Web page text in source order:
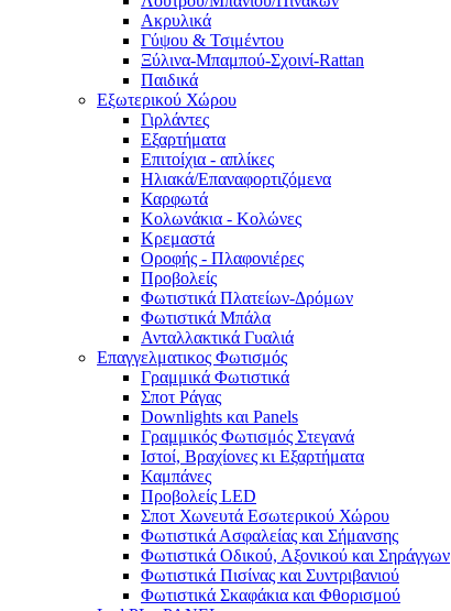
Ακρυλικά
Γύψου & Τσιμέντου
Ξύλινα-Μπαμπού-Σχοινί-Rattan
Παιδικά
Εξωτερικού Χώρου
Γιρλάντες
Εξαρτήματα
Επιτοίχια - απλίκες
Ηλιακά/Επαναφορτιζόμενα
Καρφωτά
Κολωνάκια - Κολώνες
Κρεμαστά
Οροφής - Πλαφονιέρες
Προβολείς
Φωτιστικά Πλατείων-Δρόμων
Φωτιστικά Μπάλα
Ανταλλακτικά Γυαλιά
Επαγγελματικος Φωτισμός
Γραμμικά Φωτιστικά
Σποτ Ράγας
Downlights και Panels
Γραμμικός Φωτισμός Στεγανά
Ιστοί, Βραχίονες κι Εξαρτήματα
Καμπάνες
Προβολείς LED
Σποτ Χωνευτά Εσωτερικού Χώρου
Φωτιστικά Ασφαλείας και Σήμανσης
Φωτιστικά Οδικού, Αξονικού και Σηράγγων
Φωτιστικά Πισίνας και Συντριβανιού
Φωτιστικά Σκαφάκια και Φθορισμού